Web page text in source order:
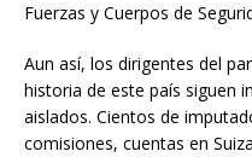
Fuerzas y Cuerpos de
Aun así, los dirigentes del
historia de este país siguen
aislados. Cientos de
comisiones, cuentas en